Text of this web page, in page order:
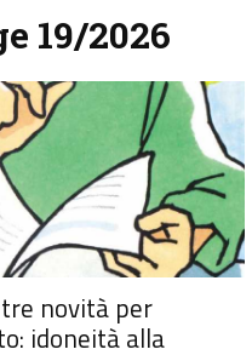
19/2026
tre novità per
idoneità alla